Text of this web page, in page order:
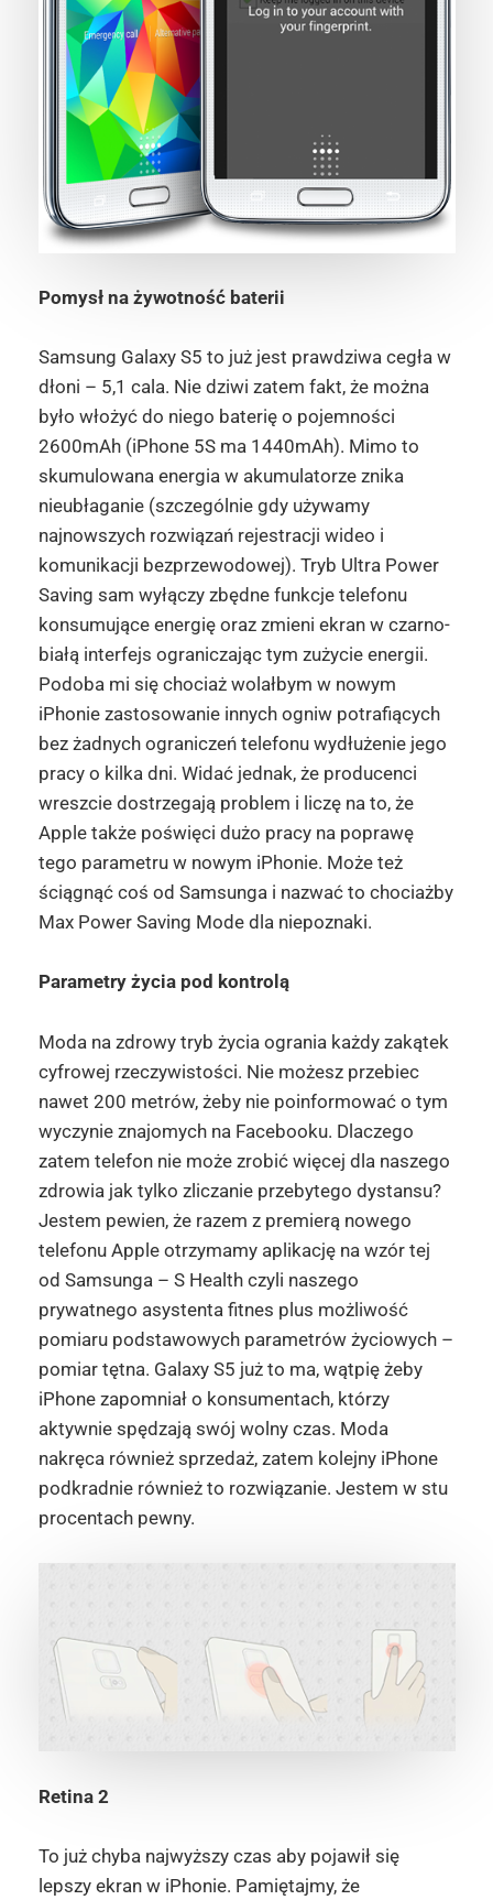
Pomysł na żywotność baterii
Samsung Galaxy S5 to już jest prawdziwa cegła w
dłoni – 5,1 cala. Nie dziwi zatem fakt, że można
było włożyć do niego baterię o pojemności
2600mAh (iPhone 5S ma 1440mAh). Mimo to
skumulowana energia w akumulatorze znika
nieubłaganie (szczególnie gdy używamy
najnowszych rozwiązań rejestracji wideo i
komunikacji bezprzewodowej). Tryb Ultra Power
Saving sam wyłączy zbędne funkcje telefonu
konsumujące energię oraz zmieni ekran w czarno-
białą interfejs ograniczając tym zużycie energii.
Podoba mi się chociaż wolałbym w nowym
iPhonie zastosowanie innych ogniw potrafiących
bez żadnych ograniczeń telefonu wydłużenie jego
pracy o kilka dni. Widać jednak, że producenci
wreszcie dostrzegają problem i liczę na to, że
Apple także poświęci dużo pracy na poprawę
tego parametru w nowym iPhonie. Może też
ściągnąć coś od Samsunga i nazwać to chociażby
Max Power Saving Mode dla niepoznaki.
Parametry życia pod kontrolą
Moda na zdrowy tryb życia ogrania każdy zakątek
cyfrowej rzeczywistości. Nie możesz przebiec
nawet 200 metrów, żeby nie poinformować o tym
wyczynie znajomych na Facebooku. Dlaczego
zatem telefon nie może zrobić więcej dla naszego
zdrowia jak tylko zliczanie przebytego dystansu?
Jestem pewien, że razem z premierą nowego
telefonu Apple otrzymamy aplikację na wzór tej
od Samsunga – S Health czyli naszego
prywatnego asystenta fitnes plus możliwość
pomiaru podstawowych parametrów życiowych –
pomiar tętna. Galaxy S5 już to ma, wątpię żeby
iPhone zapomniał o konsumentach, którzy
aktywnie spędzają swój wolny czas. Moda
nakręca również sprzedaż, zatem kolejny iPhone
podkradnie również to rozwiązanie. Jestem w stu
procentach pewny.
Retina 2
To już chyba najwyższy czas aby pojawił się
lepszy ekran w iPhonie. Pamiętajmy, że